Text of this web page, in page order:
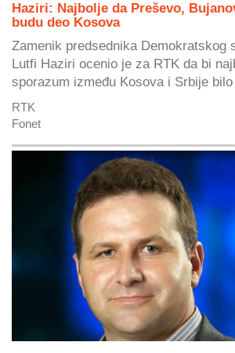
Haziri: Najbolje da Preševo,
budu deo Kosova
Zamenik predsednika Demokratskog
Lutfi Haziri ocenio je za RTK da bi
sporazum između Kosova i Srbije
RTK
Fonet